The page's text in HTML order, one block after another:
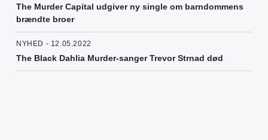
The Murder Capital udgiver ny single om barndommens
brændte broer
NYHED - 12.05.2022
The Black Dahlia Murder-sanger Trevor Strnad død